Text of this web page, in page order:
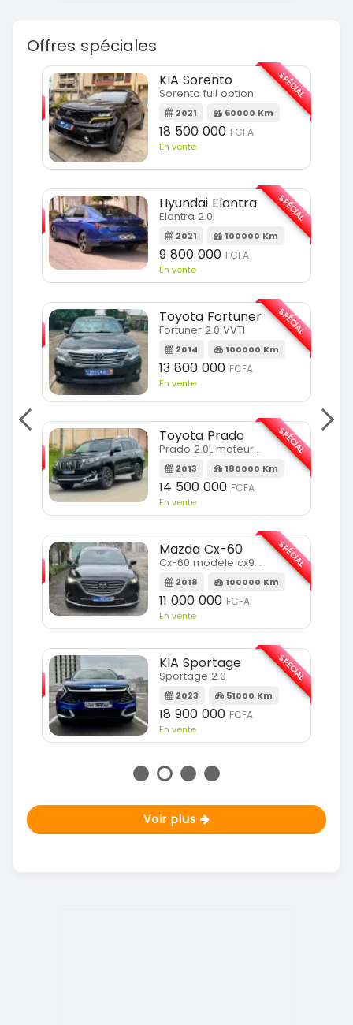
Offres spéciales
SPÉCIAL
KIA Sorento
Sorento full option
2021 60000 Km
18 500 000 FCFA
En vente
SPÉCIAL
Hyundai Elantra
Elantra 2.0l
2021 100000 Km
9 800 000 FCFA
En vente
SPÉCIAL
Toyota Fortuner
Fortuner 2.0 VVTI
2014 100000 Km
13 800 000 FCFA
En vente
SPÉCIAL
Toyota Prado
Prado 2.0L moteur d4d
2013 180000 Km
14 500 000 FCFA
En vente
SPÉCIAL
Mazda Cx-60
Cx-60 modele cx9 full option
2018 100000 Km
11 000 000 FCFA
En vente
SPÉCIAL
KIA Sportage
Sportage 2.0
2023 51000 Km
18 900 000 FCFA
En vente
SPÉCIAL
Voir plus